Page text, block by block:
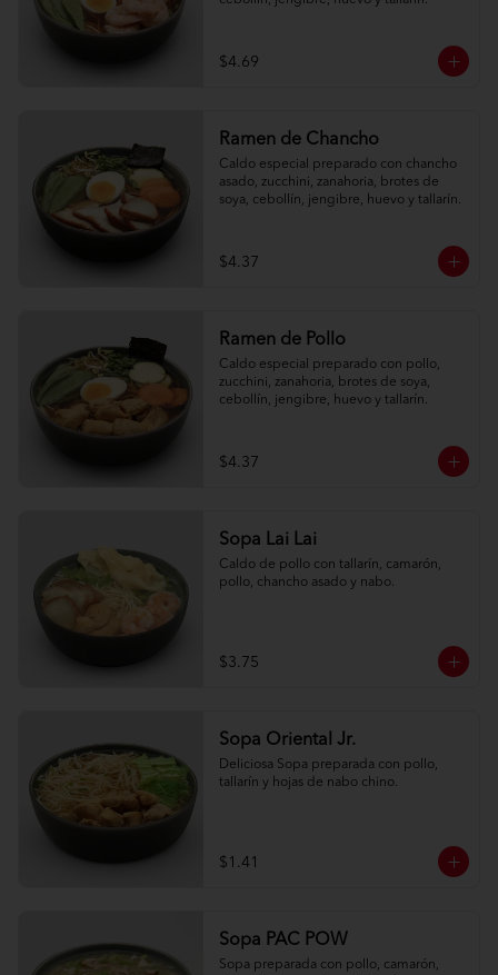
$4.69
Ramen de Chancho
Caldo especial preparado con chancho
asado, zucchini, zanahoria, brotes de
soya, cebollín, jengibre, huevo y tallarín.
$4.37
Ramen de Pollo
Caldo especial preparado con pollo,
zucchini, zanahoria, brotes de soya,
cebollín, jengibre, huevo y tallarín.
$4.37
Sopa Lai Lai
Caldo de pollo con tallarín, camarón,
pollo, chancho asado y nabo.
$3.75
Sopa Oriental Jr.
Deliciosa Sopa preparada con pollo,
tallarín y hojas de nabo chino.
$1.41
Sopa PAC POW
Sopa preparada con pollo, camarón,